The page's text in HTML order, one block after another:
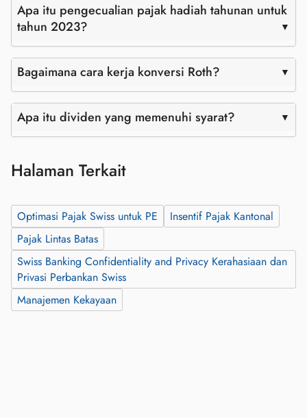
Apa itu pengecualian pajak hadiah tahunan untuk
tahun 2023?
Bagaimana cara kerja konversi Roth?
Apa itu dividen yang memenuhi syarat?
Halaman Terkait
Optimasi Pajak Swiss untuk PE
Insentif Pajak Kantonal
Pajak Lintas Batas
Swiss Banking Confidentiality and Privacy Kerahasiaan dan
Privasi Perbankan Swiss
Manajemen Kekayaan